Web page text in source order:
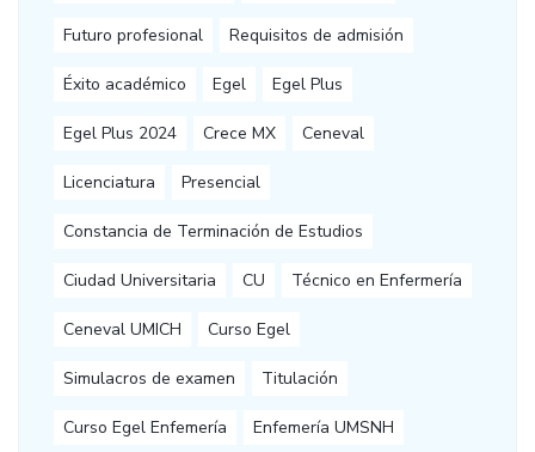
Futuro profesional Requisitos de admisión
Éxito académico Egel Egel Plus
Egel Plus 2024 Crece MX Ceneval
Licenciatura Presencial
Constancia de Terminación de Estudios
Ciudad Universitaria CU Técnico en Enfermería
Ceneval UMICH Curso Egel
Simulacros de examen Titulación
Curso Egel Enfemería Enfemería UMSNH